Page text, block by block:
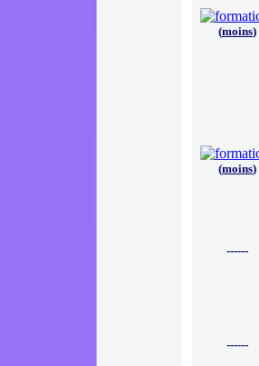
(moins)
(moins)
------
------